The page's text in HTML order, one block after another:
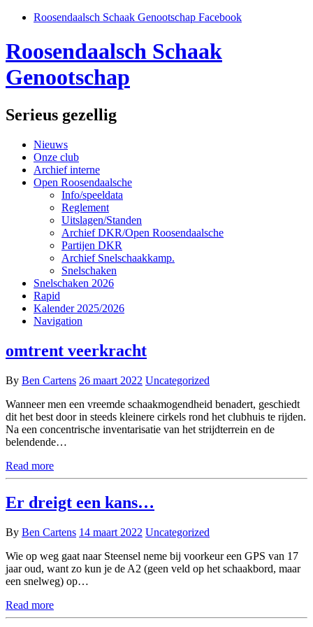
Roosendaalsch Schaak Genootschap Facebook
Roosendaalsch Schaak
Genootschap
Serieus gezellig
Nieuws
Onze club
Archief interne
Open Roosendaalsche
Info/speeldata
Reglement
Uitslagen/Standen
Archief DKR/Open Roosendaalsche
Partijen DKR
Archief Snelschaakkamp.
Snelschaken
Snelschaken 2026
Rapid
Kalender 2025/2026
Navigation
omtrent veerkracht
By Ben Cartens 26 maart 2022 Uncategorized
Wanneer men een vreemde schaakmogendheid benadert, geschiedt
dit het best door in steeds kleinere cirkels rond het clubhuis te rijden.
Na een concentrische inventarisatie van het strijdterrein en de
belendende…
Read more
Er dreigt een kans…
By Ben Cartens 14 maart 2022 Uncategorized
Wie op weg gaat naar Steensel neme bij voorkeur een GPS van 17
jaar oud, want zo kun je de A2 (geen veld op het schaakbord, maar
een snelweg) op…
Read more